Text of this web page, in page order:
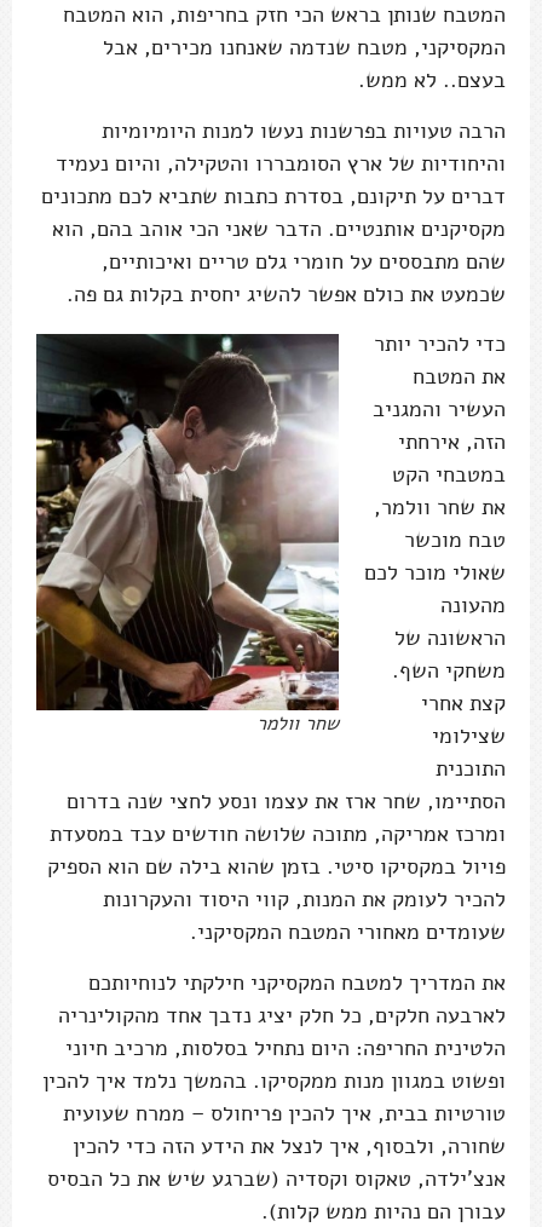
המטבח שנותן בראש הכי חזק בחריפות, הוא המטבח
המקסיקני, מטבח שנדמה שאנחנו מכירים, אבל
בעצם.. לא ממש.
הרבה טעויות בפרשנות נעשו למנות היומיומיות
והיחודיות של ארץ הסומבררו והטקילה, והיום נעמיד
דברים על תיקונם, בסדרת כתבות שתביא לכם מתכונים
מקסיקנים אותנטיים. הדבר שאני הכי אוהב בהם, הוא
שהם מתבססים על חומרי גלם טריים ואיכותיים,
שכמעט את כולם אפשר להשיג יחסית בקלות גם פה.
שחר וולמר
כדי להכיר יותר
את המטבח
העשיר והמגניב
הזה, אירחתי
במטבחי הקט
את שחר וולמר,
טבח מוכשר
שאולי מוכר לכם
מהעונה
הראשונה של
משחקי השף.
קצת אחרי
שצילומי
התוכנית
הסתיימו, שחר ארז את עצמו ונסע לחצי שנה בדרום
ומרכז אמריקה, מתוכה שלושה חודשים עבד במסעדת
פויול במקסיקו סיטי. בזמן שהוא בילה שם הוא הספיק
להכיר לעומק את המנות, קווי היסוד והעקרונות
שעומדים מאחורי המטבח המקסיקני.
את המדריך למטבח המקסיקני חילקתי לנוחיותכם
לארבעה חלקים, כל חלק יציג נדבך אחד מהקולינריה
הלטינית החריפה: היום נתחיל בסלסות, מרכיב חיוני
ופשוט במגוון מנות ממקסיקו. בהמשך נלמד איך להכין
טורטיות בבית, איך להכין פריחולס – ממרח שעועית
שחורה, ולבסוף, איך לנצל את הידע הזה כדי להכין
אנצ'ילדה, טאקוס וקסדיה (שברגע שיש את כל הבסיס
עבורן הם נהיות ממש קלות).